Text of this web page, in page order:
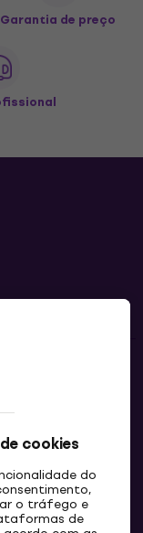
cookies
do
o tráfego e
de
Garantia de preço